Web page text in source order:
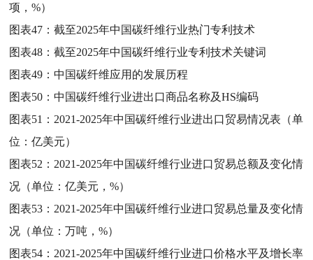
项，%）
图表47：截至2025年中国碳纤维行业热门专利技术
图表48：截至2025年中国碳纤维行业专利技术关键词
图表49：中国碳纤维应用的发展历程
图表50：中国碳纤维行业进出口商品名称及HS编码
图表51： 2021-2025年中国碳纤维行业进出口贸易情况表（单
位：亿美元）
图表52： 2021-2025年中国碳纤维行业进口贸易总额及变化情
况（单位：亿美元，%）
图表53： 2021-2025年中国碳纤维行业进口贸易总量及变化情
况（单位：万吨，%）
图表54： 2021-2025年中国碳纤维行业进口价格水平及增长率